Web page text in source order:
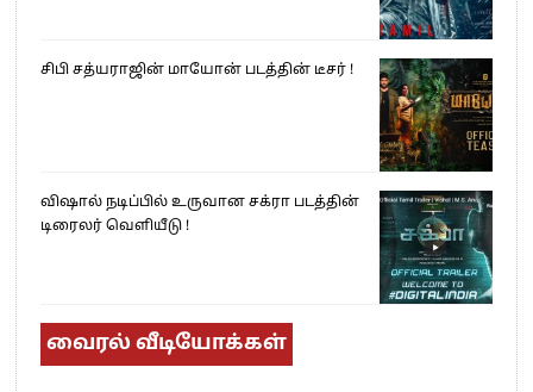
சிபி சத்யராஜின் மாயோன் படத்தின் டீசர் !
விஷால் நடிப்பில் உருவான சக்ரா படத்தின்
டிரைலர் வெளியீடு !
வைரல் வீடியோக்கள்